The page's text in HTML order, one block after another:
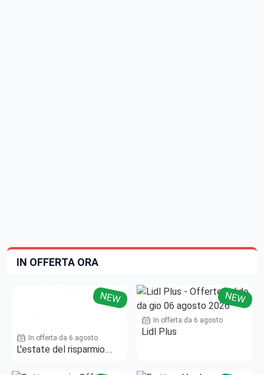
IN OFFERTA ORA
NEW
In offerta da 6 agosto
L'estate del risparmio.
NEW
In offerta da 6 agosto
Lidl Plus